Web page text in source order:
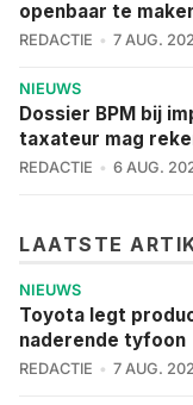
openbaar te
REDACTIE 7 AUG.
NIEUWS
Dossier BPM bij
taxateur mag
REDACTIE 6 AUG.
LAATSTE
NIEUWS
Toyota legt
naderende tyfoon
REDACTIE 7 AUG.